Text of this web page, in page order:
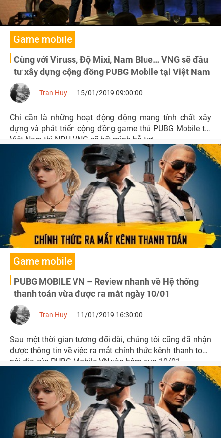
Game mobile
Cùng với Viruss, Độ Mixi, Nam Blue… VNG sẽ đầu
tư xây dựng cộng đồng PUBG Mobile tại Việt Nam
Chỉ cần là những hoạt động động mang tính chất xây
dựng và phát triển cộng đồng game thủ PUBG Mobile tại
Việt Nam thì NPH VNG sẽ hết mình hỗ trợ.
Game mobile
PUBG MOBILE VN – Review nhanh về Hệ thống
thanh toán vừa được ra mắt ngày 10/01
Sau một thời gian tương đối dài, chúng tôi cũng đã nhận
được thông tin về việc ra mắt chính thức kênh thanh toán
nội địa của PUBG Mobile VN vào hôm qua 10/01.